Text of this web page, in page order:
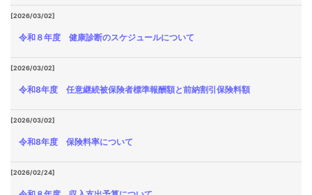
[2026/03/02]
令和８年度 健康診断のスケジュールについて
[2026/03/02]
令和8年度 任意継続被保険者標準報酬額と前納割引保険料額
[2026/03/02]
令和8年度 保険料率について
[2026/02/24]